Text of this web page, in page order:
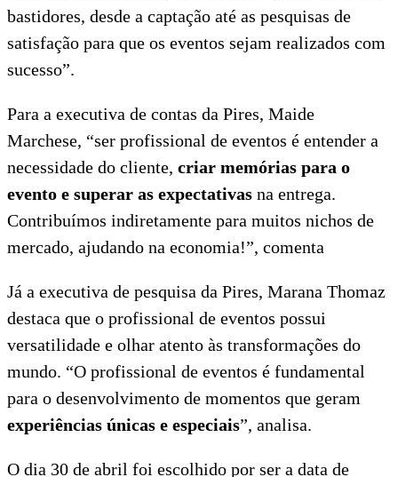
bastidores, desde a captação até as pesquisas de
satisfação para que os eventos sejam realizados com
sucesso”.
Para a executiva de contas da Pires, Maide
Marchese, “ser profissional de eventos é entender a
necessidade do cliente, criar memórias para o
evento e superar as expectativas na entrega.
Contribuímos indiretamente para muitos nichos de
mercado, ajudando na economia!”, comenta
Já a executiva de pesquisa da Pires, Marana Thomaz
destaca que o profissional de eventos possui
versatilidade e olhar atento às transformações do
mundo. “O profissional de eventos é fundamental
para o desenvolvimento de momentos que geram
experiências únicas e especiais”, analisa.
O dia 30 de abril foi escolhido por ser a data de